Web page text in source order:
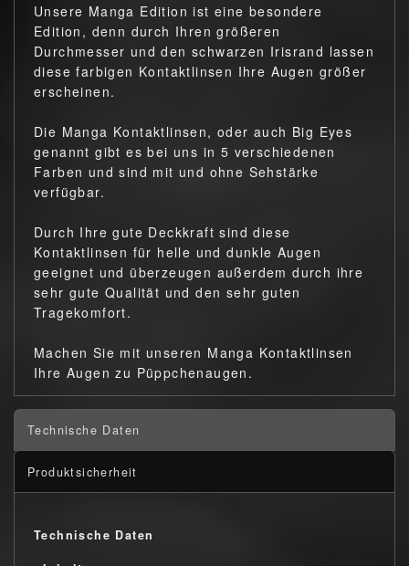
Unsere Manga Edition ist eine besondere
Edition, denn durch Ihren größeren
Durchmesser und den schwarzen Irisrand lassen
diese farbigen Kontaktlinsen Ihre Augen größer
erscheinen.
Die Manga Kontaktlinsen, oder auch Big Eyes
genannt gibt es bei uns in 5 verschiedenen
Farben und sind mit und ohne Sehstärke
verfügbar.
Durch Ihre gute Deckkraft sind diese
Kontaktlinsen für helle und dunkle Augen
geeignet und überzeugen außerdem durch ihre
sehr gute Qualität und den sehr guten
Tragekomfort.
Machen Sie mit unseren Manga Kontaktlinsen
Ihre Augen zu Püppchenaugen.
Technische Daten
Produktsicherheit
Technische Daten